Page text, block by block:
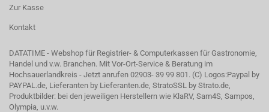
Zur Kasse
Kontakt
DATATIME - Webshop für Registrier- & Computerkassen für Gastronomie,
Handel und v.w. Branchen. Mit Vor-Ort-Service & Beratung im
Hochsauerlandkreis - Jetzt anrufen 02903- 39 99 801. (C) Logos:Paypal by
PAYPAL.de, Lieferanten by Lieferanten.de, StratoSSL by Strato.de,
Produktbilder: bei den jeweiligen Herstellern wie KlaRV, Sam4S, Sampos,
Olympia, u.v.w.